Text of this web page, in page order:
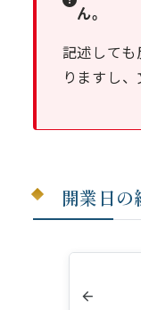
ん。
記述して
りますし、
開業日の